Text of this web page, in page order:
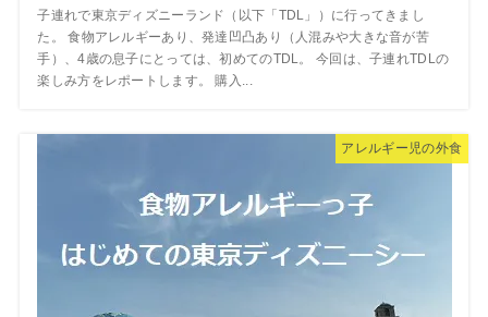
子連れで東京ディズニーランド（以下「TDL」）に行ってきまし
た。 食物アレルギーあり、発達凹凸あり（人混みや大きな音が苦
手）、4歳の息子にとっては、初めてのTDL。 今回は、子連れTDLの
楽しみ方をレポートします。 購入...
アレルギー児の外食